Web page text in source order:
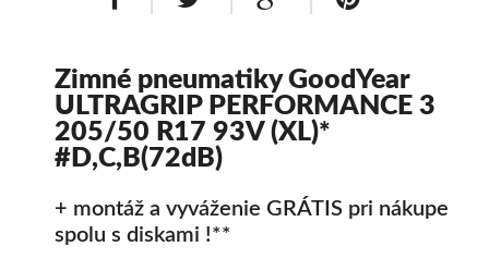
Zimné pneumatiky GoodYear
ULTRAGRIP PERFORMANCE 3
205/50 R17 93V (XL)*
#D,C,B(72dB)
+ montáž a vyváženie GRÁTIS pri nákupe
spolu s diskami !**